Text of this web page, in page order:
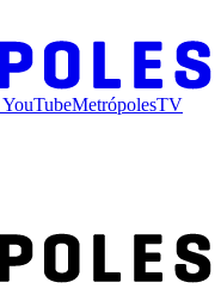
YouTubeMetrópolesTV